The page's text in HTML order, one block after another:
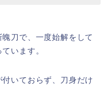
刀で、一度始解をして
います。
いておらず、刀身だけ